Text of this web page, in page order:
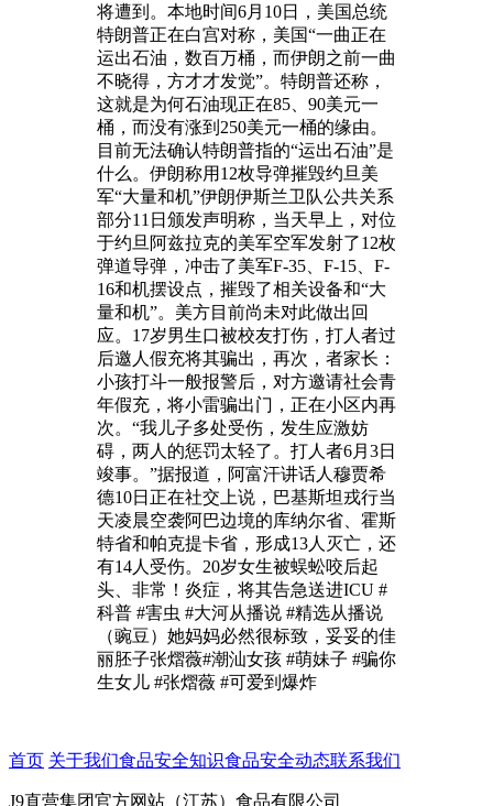
将遭到。本地时间6月10日，美国总统
特朗普正在白宫对称，美国“一曲正在
运出石油，数百万桶，而伊朗之前一曲
不晓得，方才才发觉”。特朗普还称，
这就是为何石油现正在85、90美元一
桶，而没有涨到250美元一桶的缘由。
目前无法确认特朗普指的“运出石油”是
什么。伊朗称用12枚导弹摧毁约旦美
军“大量和机”伊朗伊斯兰卫队公共关系
部分11日颁发声明称，当天早上，对位
于约旦阿兹拉克的美军空军发射了12枚
弹道导弹，冲击了美军F-35、F-15、F-
16和机摆设点，摧毁了相关设备和“大
量和机”。美方目前尚未对此做出回
应。17岁男生口被校友打伤，打人者过
后邀人假充将其骗出，再次，者家长：
小孩打斗一般报警后，对方邀请社会青
年假充，将小雷骗出门，正在小区内再
次。“我儿子多处受伤，发生应激妨
碍，两人的惩罚太轻了。打人者6月3日
竣事。”据报道，阿富汗讲话人穆贾希
德10日正在社交上说，巴基斯坦戎行当
天凌晨空袭阿巴边境的库纳尔省、霍斯
特省和帕克提卡省，形成13人灭亡，还
有14人受伤。20岁女生被蜈蚣咬后起
头、非常！炎症，将其告急送进ICU #
科普 #害虫 #大河从播说 #精选从播说
（豌豆）她妈妈必然很标致，妥妥的佳
丽胚子张熠薇#潮汕女孩 #萌妹子 #骗你
生女儿 #张熠薇 #可爱到爆炸
首页 关于我们食品安全知识食品安全动态联系我们
J9直营集团官方网站（江苏）食品有限公司